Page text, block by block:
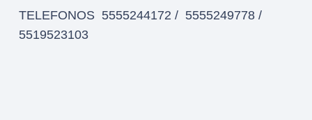
TELEFONOS 5555244172 / 5555249778 /
5519523103